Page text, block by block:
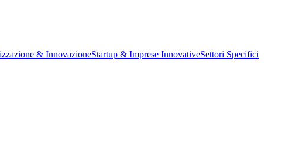
& InnovazioneStartup & Imprese InnovativeSettori Specifici